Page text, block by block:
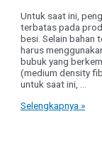
Untuk saat ini,
terbatas pada
besi. Selain bahan
harus
bubuk yang
(medium density
untuk saat ini, …
Cat
Selengkapnya »